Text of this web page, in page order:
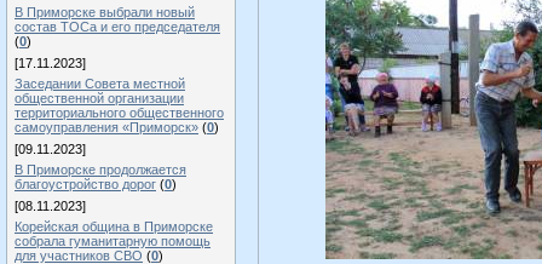
В Приморске выбрали новый
состав ТОСа и его председателя
(0)
[17.11.2023]
Заседании Совета местной
общественной организации
территориального общественного
самоуправления «Приморск» (0)
[09.11.2023]
В Приморске продолжается
благоустройство дорог (0)
[08.11.2023]
Корейская община в Приморске
собрала гуманитарную помощь
для участников СВО (0)